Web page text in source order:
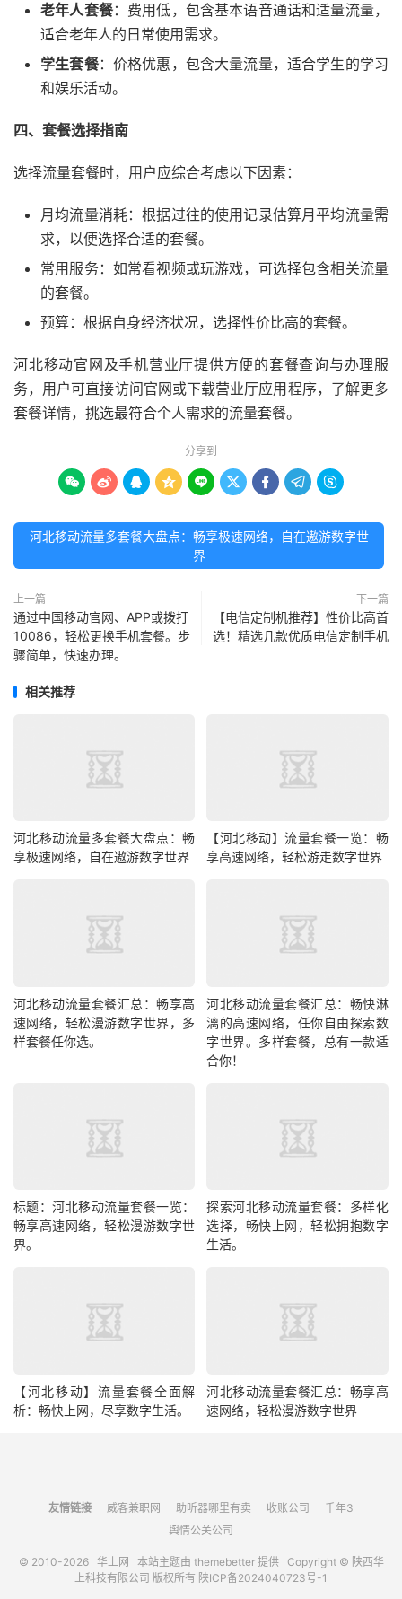
老年人套餐：费用低，包含基本语音通话和适量流量，
适合老年人的日常使用需求。
学生套餐：价格优惠，包含大量流量，适合学生的学习
和娱乐活动。
四、套餐选择指南
选择流量套餐时，用户应综合考虑以下因素：
月均流量消耗：根据过往的使用记录估算月平均流量需
求，以便选择合适的套餐。
常用服务：如常看视频或玩游戏，可选择包含相关流量
的套餐。
预算：根据自身经济状况，选择性价比高的套餐。
河北移动官网及手机营业厅提供方便的套餐查询与办理服
务，用户可直接访问官网或下载营业厅应用程序，了解更多
套餐详情，挑选最符合个人需求的流量套餐。
分享到
        
河北移动流量多套餐大盘点：畅享极速网络，自在遨游数字世
界
上一篇
通过中国移动官网、APP或拨打
10086，轻松更换手机套餐。步
骤简单，快速办理。
下一篇
【电信定制机推荐】性价比高首
选！精选几款优质电信定制手机
相关推荐
河北移动流量多套餐大盘点：畅
享极速网络，自在遨游数字世界
【河北移动】流量套餐一览：畅
享高速网络，轻松游走数字世界
河北移动流量套餐汇总：畅享高
速网络，轻松漫游数字世界，多
样套餐任你选。
河北移动流量套餐汇总：畅快淋
漓的高速网络，任你自由探索数
字世界。多样套餐，总有一款适
合你！
标题：河北移动流量套餐一览：
畅享高速网络，轻松漫游数字世
界。
探索河北移动流量套餐：多样化
选择，畅快上网，轻松拥抱数字
生活。
【河北移动】流量套餐全面解
析：畅快上网，尽享数字生活。
河北移动流量套餐汇总：畅享高
速网络，轻松漫游数字世界
友情链接 威客兼职网 助听器哪里有卖 收账公司
千年3
舆情公关公司
© 2010-2026 华上网 本站主题由 themebetter提供 Copyright © 陕西华
上科技有限公司 版权所有 陕ICP备2024040723号-1